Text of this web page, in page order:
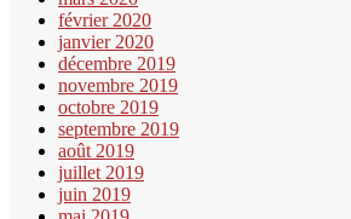
février 2020
janvier 2020
décembre 2019
novembre 2019
octobre 2019
septembre 2019
août 2019
juillet 2019
juin 2019